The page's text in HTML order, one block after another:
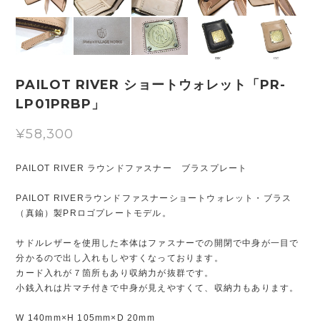
PAILOT RIVER ショートウォレット「PR-
LP01PRBP」
¥58,300
PAILOT RIVER ラウンドファスナー ブラスプレート
PAILOT RIVERラウンドファスナーショートウォレット・ブラス
（真鍮）製PRロゴプレートモデル。
サドルレザーを使用した本体はファスナーでの開閉で中身が一目で
分かるので出し入れもしやすくなっております。
カード入れが７箇所もあり収納力が抜群です。
小銭入れは片マチ付きで中身が見えやすくて、収納力もあります。
W 140mm×H 105mm×D 20mm